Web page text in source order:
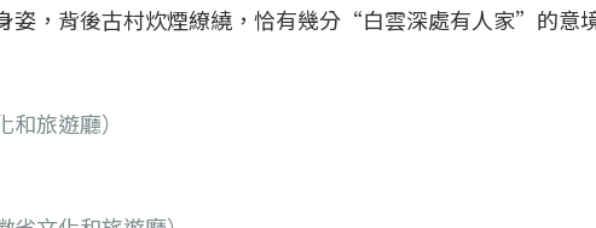
姿，背後古村炊煙繚繞，恰有幾分“白雲深處有人家”的意
旅遊廳）